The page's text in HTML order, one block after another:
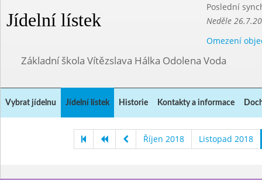
Jídelní lístek
Poslední
Neděle
Omezení
Základní škola Vítězslava Hálka Odolena Voda
Vybrat jídelnu Jídelní lístek Historie Kontakty a informace
Říjen 2018 Listopad 2018